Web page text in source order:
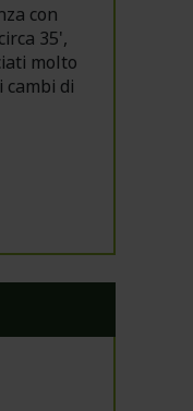
con
35',
molto
cambi di